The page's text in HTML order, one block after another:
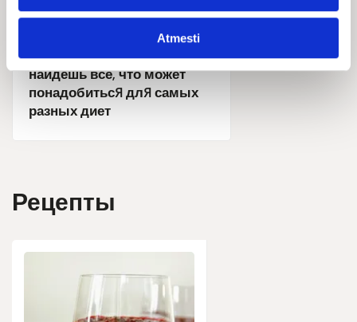
Atmesti
Будь собой - в LIVIN ты
найдешь все, что может
понадобиться для самых
разных диет
Рецепты